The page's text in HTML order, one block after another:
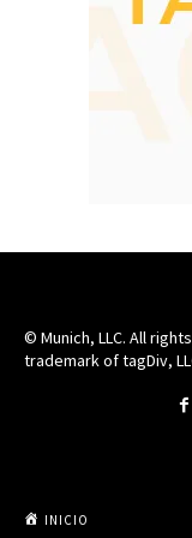
© Munich, LLC. All
trademark of tagDiv,
INICIO